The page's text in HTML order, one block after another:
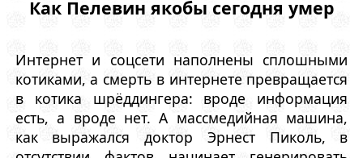
Как Пелевин якобы сегодня умер
Интернет и соцсети наполнены сплошными
котиками, а смерть в интернете превращается
в котика шрёддингера: вроде информация
есть, а вроде нет. А массмедийная машина,
как выражался доктор Эрнест Пиколь, в